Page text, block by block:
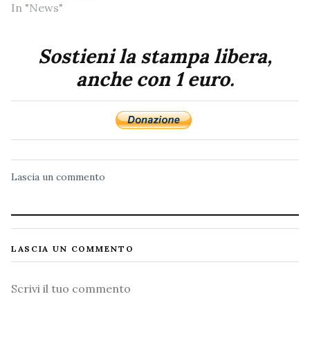
In "News"
Sostieni la stampa libera,
anche con 1 euro.
Lascia un commento
LASCIA UN COMMENTO
Commento